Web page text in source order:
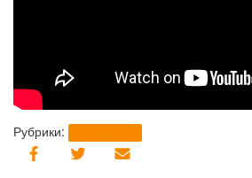
Рубрики: